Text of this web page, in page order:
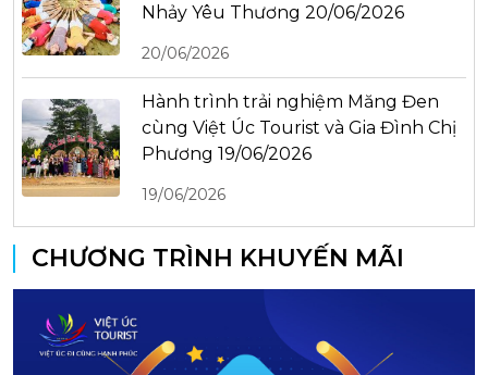
Nhảy Yêu Thương 20/06/2026
20/06/2026
Hành trình trải nghiệm Măng Đen
cùng Việt Úc Tourist và Gia Đình Chị
Phương 19/06/2026
19/06/2026
CHƯƠNG TRÌNH KHUYẾN MÃI